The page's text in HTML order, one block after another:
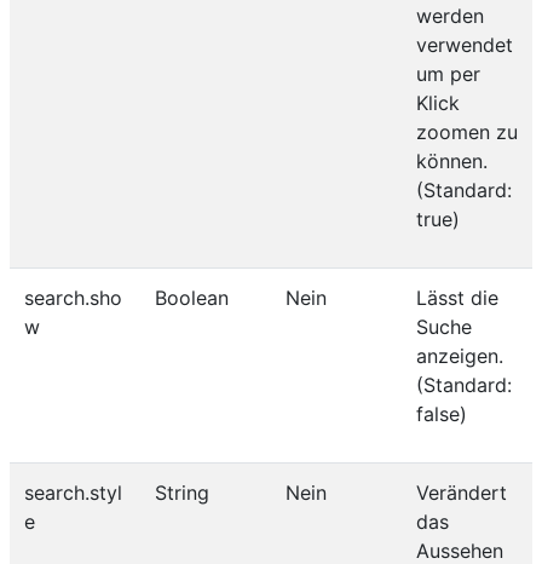
werden
verwendet
um per
Klick
zoomen zu
können.
(Standard:
true)
search.sho
w
Boolean Nein
Lässt die
Suche
anzeigen.
(Standard:
false)
search.styl
e
String Nein
Verändert
das
Aussehen